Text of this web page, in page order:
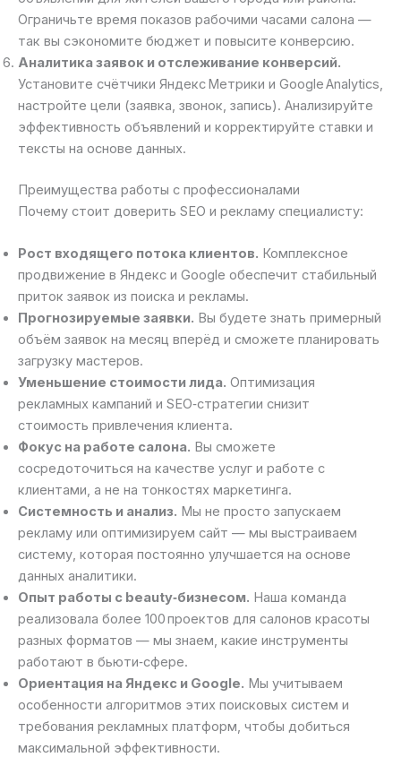
Ограничьте время показов рабочими часами салона —
так вы сэкономите бюджет и повысите конверсию.
Аналитика заявок и отслеживание конверсий.
Установите счётчики Яндекс Метрики и Google Analytics,
настройте цели (заявка, звонок, запись). Анализируйте
эффективность объявлений и корректируйте ставки и
тексты на основе данных.
Преимущества работы с профессионалами
Почему стоит доверить SEO и рекламу специалисту:
Рост входящего потока клиентов. Комплексное
продвижение в Яндекс и Google обеспечит стабильный
приток заявок из поиска и рекламы.
Прогнозируемые заявки. Вы будете знать примерный
объём заявок на месяц вперёд и сможете планировать
загрузку мастеров.
Уменьшение стоимости лида. Оптимизация
рекламных кампаний и SEO‑стратегии снизит
стоимость привлечения клиента.
Фокус на работе салона. Вы сможете
сосредоточиться на качестве услуг и работе с
клиентами, а не на тонкостях маркетинга.
Системность и анализ. Мы не просто запускаем
рекламу или оптимизируем сайт — мы выстраиваем
систему, которая постоянно улучшается на основе
данных аналитики.
Опыт работы с beauty‑бизнесом. Наша команда
реализовала более 100 проектов для салонов красоты
разных форматов — мы знаем, какие инструменты
работают в бьюти‑сфере.
Ориентация на Яндекс и Google. Мы учитываем
особенности алгоритмов этих поисковых систем и
требования рекламных платформ, чтобы добиться
максимальной эффективности.